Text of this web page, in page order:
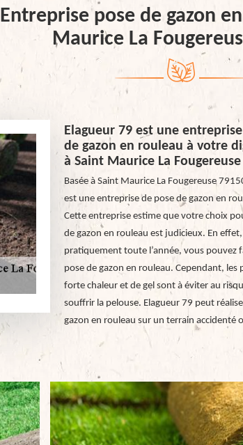
Entreprise pose de gazon
Maurice La
Elagueur 79 est une
de gazon en rouleau à votre
à Saint Maurice La Fougereuse
Basée à Saint Maurice La Fougereuse
est une entreprise de pose de gazon en
Cette entreprise estime que votre choix
de gazon en rouleau est judicieux. En effet,
pratiquement toute l’année, vous pouvez
pose de gazon en rouleau. Cependant, les
forte chaleur et de gel sont à éviter au
souffrir la pelouse. Elagueur 79 peut
gazon en rouleau sur un terrain accidenté